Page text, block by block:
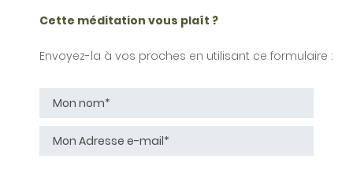
Chapitre 3
Cette méditation vous plaît ?
Envoyez-la à vos proches en utilisant ce formulaire :